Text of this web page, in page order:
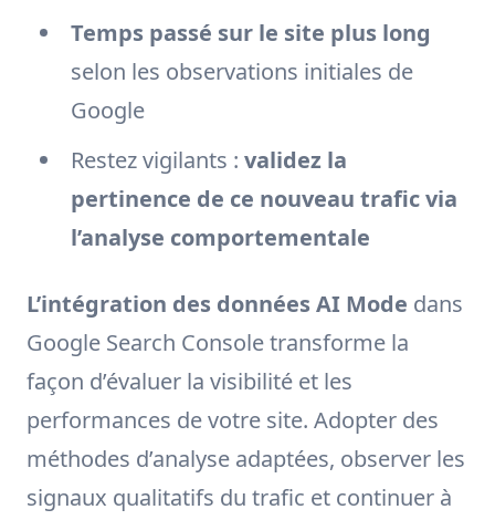
Temps passé sur le site plus long
selon les observations initiales de
Google
Restez vigilants : validez la
pertinence de ce nouveau trafic via
l’analyse comportementale
L’intégration des données AI Mode dans
Google Search Console transforme la
façon d’évaluer la visibilité et les
performances de votre site. Adopter des
méthodes d’analyse adaptées, observer les
signaux qualitatifs du trafic et continuer à